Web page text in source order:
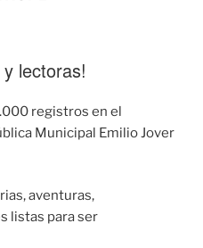
lectoras!
registros en el
Municipal Emilio Jover
aventuras,
listas para ser